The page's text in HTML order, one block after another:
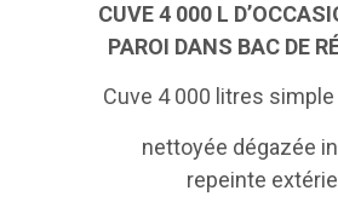
CUVE 4 000 L
PAROI DANS BAC DE
Cuve 4 000 litres
nettoyée dégazée
repeinte